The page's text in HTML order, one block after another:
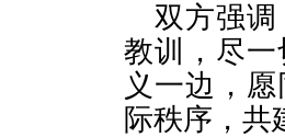
双方强
教训，尽
义一边，
际秩序，共